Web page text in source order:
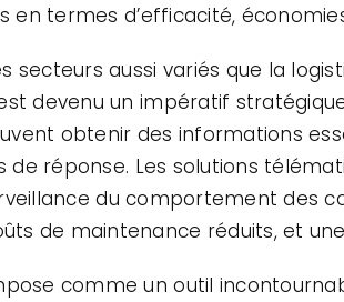
termes d’efficacité,
secteurs aussi variés que la
devenu un impératif
obtenir des informations
réponse. Les solutions
du comportement des
de maintenance réduits, et
comme un outil